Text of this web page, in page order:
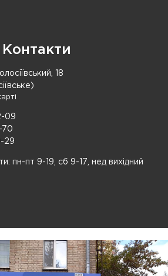
Контакти
18
09
70
29
пн-пт 9-19, сб 9-17, нед вихідний